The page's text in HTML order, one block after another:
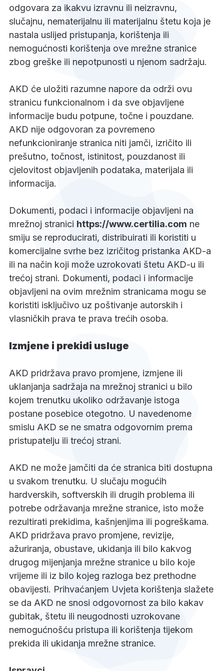
odgovara za ikakvu izravnu ili neizravnu,
slučajnu, nematerijalnu ili materijalnu štetu koja je
nastala uslijed pristupanja, korištenja ili
nemogućnosti korištenja ove mrežne stranice
zbog greške ili nepotpunosti u njenom sadržaju.
AKD će uložiti razumne napore da održi ovu
stranicu funkcionalnom i da sve objavljene
informacije budu potpune, točne i pouzdane.
AKD nije odgovoran za povremeno
nefunkcioniranje stranica niti jamči, izričito ili
prešutno, točnost, istinitost, pouzdanost ili
cjelovitost objavljenih podataka, materijala ili
informacija.
Dokumenti, podaci i informacije objavljeni na
mrežnoj stranici https://www.certilia.com ne
smiju se reproducirati, distribuirati ili koristiti u
komercijalne svrhe bez izričitog pristanka AKD-a
ili na način koji može uzrokovati štetu AKD-u ili
trećoj strani. Dokumenti, podaci i informacije
objavljeni na ovim mrežnim stranicama mogu se
koristiti isključivo uz poštivanje autorskih i
vlasničkih prava te prava trećih osoba.
Izmjene i prekidi usluge
AKD pridržava pravo promjene, izmjene ili
uklanjanja sadržaja na mrežnoj stranici u bilo
kojem trenutku ukoliko održavanje istoga
postane posebice otegotno. U navedenome
smislu AKD se ne smatra odgovornim prema
pristupatelju ili trećoj strani.
AKD ne može jamčiti da će stranica biti dostupna
u svakom trenutku. U slučaju mogućih
hardverskih, softverskih ili drugih problema ili
potrebe održavanja mrežne stranice, isto može
rezultirati prekidima, kašnjenjima ili pogreškama.
AKD pridržava pravo promjene, revizije,
ažuriranja, obustave, ukidanja ili bilo kakvog
drugog mijenjanja mrežne stranice u bilo koje
vrijeme ili iz bilo kojeg razloga bez prethodne
obavijesti. Prihvaćanjem Uvjeta korištenja slažete
se da AKD ne snosi odgovornost za bilo kakav
gubitak, štetu ili neugodnosti uzrokovane
nemogućnošću pristupa ili korištenja tijekom
prekida ili ukidanja mrežne stranice.